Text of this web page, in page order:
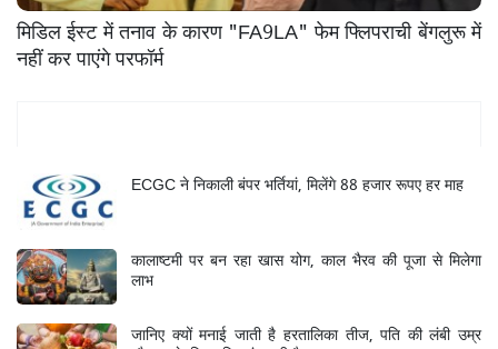
मिडिल ईस्ट में तनाव के कारण "FA9LA" फेम फ्लिपराची बेंगलुरू में
नहीं कर पाएंगे परफॉर्म
ECGC ने निकाली बंपर भर्तियां, मिलेंगे 88 हजार रूपए हर माह
कालाष्टमी पर बन रहा खास योग, काल भैरव की पूजा से मिलेगा
लाभ
जानिए क्यों मनाई जाती है हरतालिका तीज, पति की लंबी उम्र